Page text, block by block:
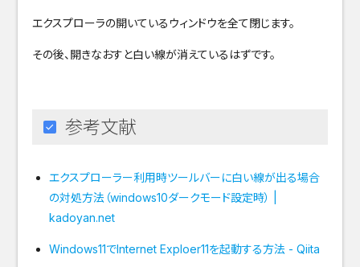
エクスプローラの開いているウィンドウを全て閉じます。
その後、開きなおすと白い線が消えているはずです。
参考文献
エクスプローラー利用時ツールバーに白い線が出る場合
の対処方法（windows10ダークモード設定時） |
kadoyan.net
Windows11でInternet Exploer11を起動する方法 - Qiita